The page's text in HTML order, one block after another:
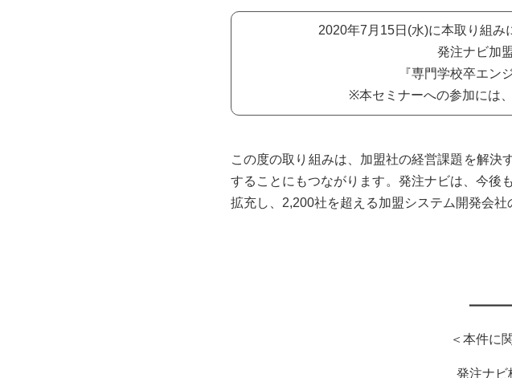
2020年7月15日(水)に本取り組み
発注ナビ加
『専門学校卒エン
※本セミナーへの参加には
この度の取り組みは、加盟社の経営課題を解決
することにもつながります。発注ナビは、今後
拡充し、2,200社を超える加盟システム開発会社
＜本件に
発注ナ